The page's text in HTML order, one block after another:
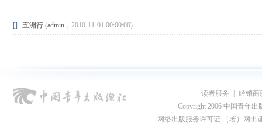
[] 五洲行(admin，2010-11-01 00:00:00)
读者服务
经销商
Copyright 2006 中国青年出
网络出版服务许可证 （署）网出